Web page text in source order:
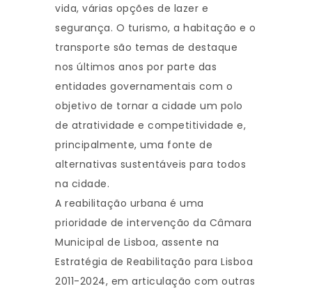
vida, várias opções de lazer e
segurança. O turismo, a habitação e o
transporte são temas de destaque
nos últimos anos por parte das
entidades governamentais com o
objetivo de tornar a cidade um polo
de atratividade e competitividade e,
principalmente, uma fonte de
alternativas sustentáveis para todos
na cidade.
A reabilitação urbana é uma
prioridade de intervenção da Câmara
Municipal de Lisboa, assente na
Estratégia de Reabilitação para Lisboa
2011-2024, em articulação com outras